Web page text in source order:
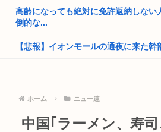
ケンモメンの99%が「親ガチャ」を
お前らの住んでる都道府県の甲子園出
【急募】田舎でも出来る『楽な仕事』
とめられ...
高齢になっても絶対に免許返納しない
倒的な...
【悲報】イオンモールの通夜に来た
三上悠亜さん「乳首みえてるけど、気
画あり）
ホーム ニュー速
中国｢ラーメン、寿